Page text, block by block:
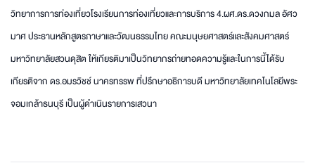
วิทยาการ​การ​ท่องเที่ยว​โรงเรียน​การ​ท่องเที่ยว​และการ​บริการ​ 4.ผศ.ดร.ดวงกมล​ อั​ศว​
มา​ศ​ ประธาน​หลักสูตร​ภาษา​และวัฒนธร​รม​ไทย​ คณะมนุษย​ศาสตร์​และ​สังคม​ศาสตร์​
มหาวิทยาลัย​สวน​ดุสิต​ ให้เกียรติมาเป็นวิทยากรถ่ายทอดความรู้และในการนี้ได้รับ
เกียรติจาก ดร.อมร​วิช​ช์​ นาคร​ทร​รพ​ ที่ปรึกษา​อธิการบดี ​มหา​วิทยาลัย​เทคโนโลยี​พระ​
จอมเกล้า​ธนบุรี​ เป็นผู้ดำเนินรายการ​เสวนา